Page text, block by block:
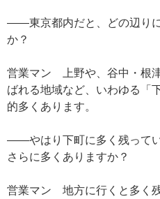
——東京都内だと、どの辺り
か？
営業マン 上野や、谷中・根
ばれる地域など、いわゆる「
的多くあります。
——やはり下町に多く残って
さらに多くありますか？
営業マン 地方に行くと多く